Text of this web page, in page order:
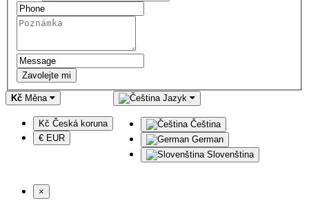
Zavolejte mi
Kč Měna
Kč Česká koruna
€ EUR
Jazyk
Čeština
German
Slovenština
×